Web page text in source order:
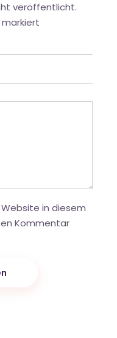
veröffentlicht.
markiert
in diesem
Kommentar